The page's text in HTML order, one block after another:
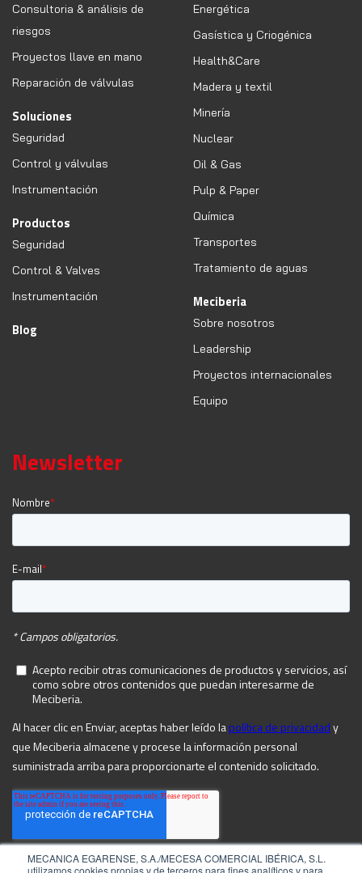
MECANICA EGARENSE, S.A./MECESA COMERCIAL IBÉRICA, S.L.
utilizamos cookies propias y de terceros para fines analíticos y para
Consultoria & análisis de
riesgos
Proyectos llave en mano
Reparación de válvulas
Soluciones
Seguridad
Control y válvulas
Instrumentación
Productos
Seguridad
Control & Valves
Instrumentación
Blog
Energética
Gasística y Criogénica
Health&Care
Madera y textil
Minería
Nuclear
Oil & Gas
Pulp & Paper
Química
Transportes
Tratamiento de aguas
Meciberia
Sobre nosotros
Leadership
Proyectos internacionales
Equipo